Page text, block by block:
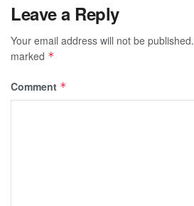
Leave a Reply
Your email address will not be published.
marked *
Comment *